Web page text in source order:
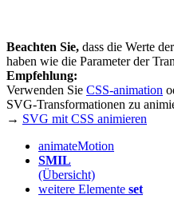
Beachten Sie, dass die Werte
haben wie die Parameter der
Empfehlung:
Verwenden Sie CSS-animation
SVG-Transformationen zu
→ SVG mit CSS animieren
animateMotion
SMIL
(Übersicht)
weitere Elemente set